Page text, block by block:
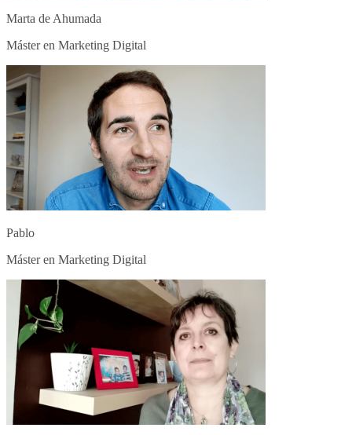
Marta de Ahumada
Máster en Marketing Digital
Pablo
Máster en Marketing Digital